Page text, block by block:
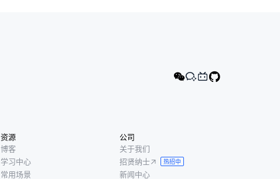
资源
博客
学习中心
常用场景
公司
关于我们
招贤纳士
热招中
新闻中心